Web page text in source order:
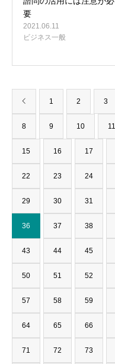
要
2021.06.11
ビジネス一般
1 2 3
8 9 10 11
15 16 17
22 23 24
29 30 31
36 37 38
43 44 45
50 51 52
57 58 59
64 65 66
71 72 73